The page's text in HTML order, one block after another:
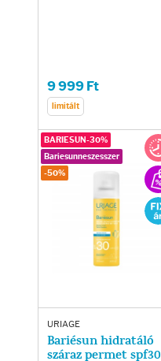
9 999 Ft
limitált
URIAGE
Bariésun hidratáló
száraz permet spf30
BARIESUN-30%
Bariesunneszesszer
-50%